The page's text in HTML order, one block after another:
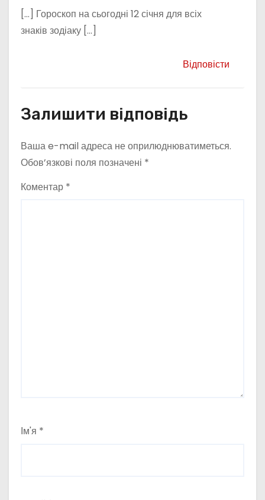
[…] Гороскоп на сьогодні 12 січня для всіх
знаків зодіаку […]
Відповісти
Залишити відповідь
Ваша e-mail адреса не оприлюднюватиметься.
Обов’язкові поля позначені *
Коментар *
Ім'я *